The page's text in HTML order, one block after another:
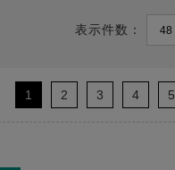
表示件数：
1 2 3 4 5